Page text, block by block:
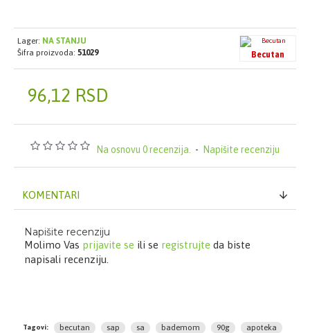
Na osnovu 0 recenzija. - Napišite recenziju
96,12 RSD
Lager: NA STANJU
Šifra proizvoda: 51029 Becutan
KOMENTARI
Napišite recenziju
Molimo Vas prijavite se ili se registrujte da biste
napisali recenziju.
Tagovi: becutan sap sa bademom 90g apoteka